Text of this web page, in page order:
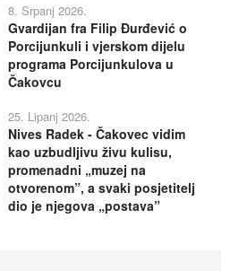
8. Srpanj 2026.
Gvardijan fra Filip Đurđević o
Porcijunkuli i vjerskom dijelu
programa Porcijunkulova u
Čakovcu
25. Lipanj 2026.
Nives Radek - Čakovec vidim
kao uzbudljivu živu kulisu,
promenadni „muzej na
otvorenom”, a svaki posjetitelj
dio je njegova „postava”